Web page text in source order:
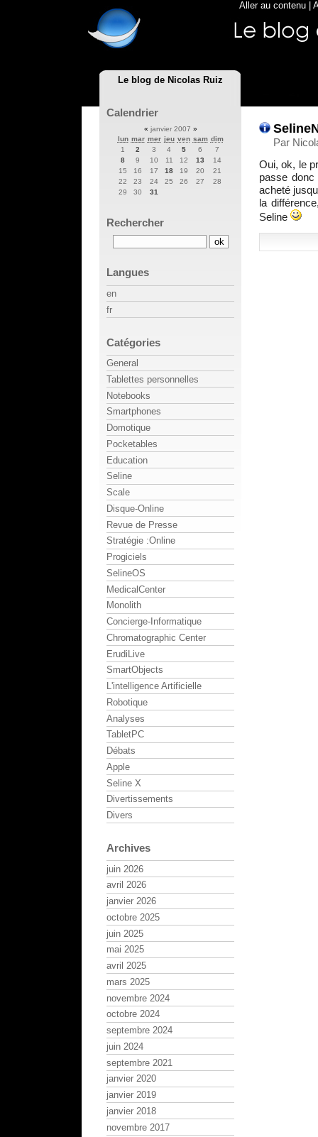
Le blog de Nicolas Ruiz
Aller au contenu
Par
Oui, ok, le
passe
acheté
la
Seline
Calendrier
« janvier 2007 »
lun mar mer jeu ven sam dim
1
2 3 4 5 6
7
8
9 10 11 12 13
14
15
16 17 18 19 20
21
22
23 24 25 26 27
28
29
30 31
Rechercher
Langues
en
fr
Catégories
General
Tablettes personnelles
Notebooks
Smartphones
Domotique
Pocketables
Education
Seline
Scale
Disque-Online
Revue de Presse
Stratégie :Online
Progiciels
SelineOS
MedicalCenter
Monolith
Concierge-Informatique
Chromatographic Center
ErudiLive
SmartObjects
L'intelligence Artificielle
Robotique
Analyses
TabletPC
Débats
Apple
Seline X
Divertissements
Divers
Archives
juin 2026
avril 2026
janvier 2026
octobre 2025
juin 2025
mai 2025
avril 2025
mars 2025
novembre 2024
octobre 2024
septembre 2024
juin 2024
septembre 2021
janvier 2020
janvier 2019
janvier 2018
novembre 2017